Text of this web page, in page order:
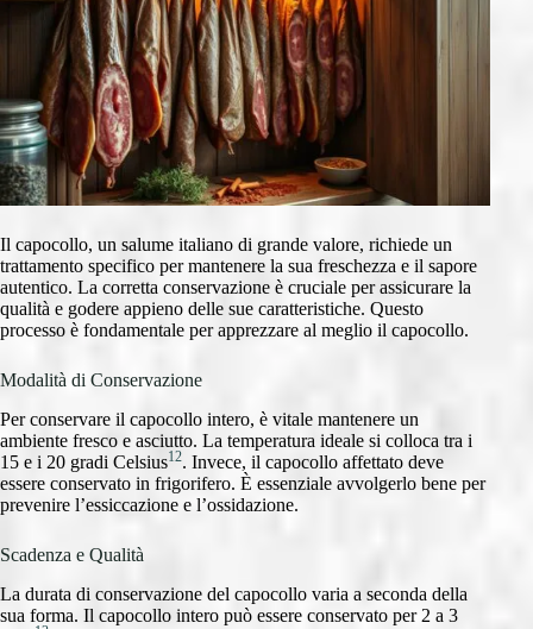
Il capocollo, un salume italiano di grande valore, richiede un
trattamento specifico per mantenere la sua freschezza e il sapore
autentico. La corretta conservazione è cruciale per assicurare la
qualità e godere appieno delle sue caratteristiche. Questo
processo è fondamentale per apprezzare al meglio il capocollo.
Modalità di Conservazione
Per conservare il capocollo intero, è vitale mantenere un
ambiente fresco e asciutto. La temperatura ideale si colloca tra i
15 e i 20 gradi Celsius12. Invece, il capocollo affettato deve
essere conservato in frigorifero. È essenziale avvolgerlo bene per
prevenire l’essiccazione e l’ossidazione.
Scadenza e Qualità
La durata di conservazione del capocollo varia a seconda della
sua forma. Il capocollo intero può essere conservato per 2 a 3